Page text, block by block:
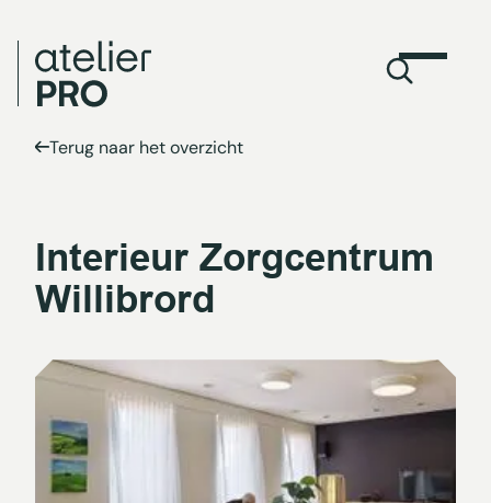
Terug naar het overzicht
Interieur Zorgcentrum
Willibrord